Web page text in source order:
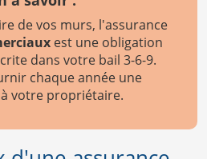
de vos murs, l'assurance
est une obligation
dans votre bail 3-6-9.
chaque année une
votre propriétaire.